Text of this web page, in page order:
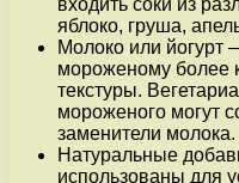
входить соки из
яблоко, груша,
Молоко или йогурт
мороженому более
текстуры.
мороженого могут
заменители молока.
Натуральные
использованы для